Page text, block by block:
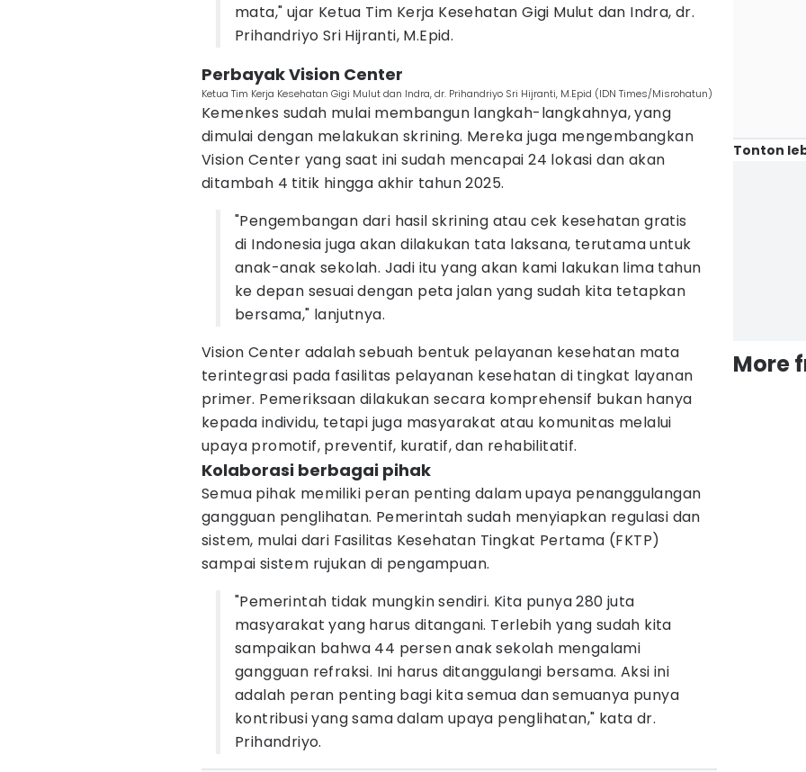
mata," ujar Ketua Tim Kerja Kesehatan Gigi Mulut dan Indra, dr.
Prihandriyo Sri Hijranti, M.Epid.
Perbayak Vision Center
Ketua Tim Kerja Kesehatan Gigi Mulut dan Indra, dr. Prihandriyo Sri Hijranti, M.Epid (IDN Times/Misrohatun)
Kemenkes sudah mulai membangun langkah-langkahnya, yang
dimulai dengan melakukan skrining. Mereka juga mengembangkan
Vision Center yang saat ini sudah mencapai 24 lokasi dan akan
ditambah 4 titik hingga akhir tahun 2025.
"Pengembangan dari hasil skrining atau cek kesehatan gratis
di Indonesia juga akan dilakukan tata laksana, terutama untuk
anak-anak sekolah. Jadi itu yang akan kami lakukan lima tahun
ke depan sesuai dengan peta jalan yang sudah kita tetapkan
bersama," lanjutnya.
Vision Center adalah sebuah bentuk pelayanan kesehatan mata
terintegrasi pada fasilitas pelayanan kesehatan di tingkat layanan
primer. Pemeriksaan dilakukan secara komprehensif bukan hanya
kepada individu, tetapi juga masyarakat atau komunitas melalui
upaya promotif, preventif, kuratif, dan rehabilitatif.
Kolaborasi berbagai pihak
Semua pihak memiliki peran penting dalam upaya penanggulangan
gangguan penglihatan. Pemerintah sudah menyiapkan regulasi dan
sistem, mulai dari Fasilitas Kesehatan Tingkat Pertama (FKTP)
sampai sistem rujukan di pengampuan.
"Pemerintah tidak mungkin sendiri. Kita punya 280 juta
masyarakat yang harus ditangani. Terlebih yang sudah kita
sampaikan bahwa 44 persen anak sekolah mengalami
gangguan refraksi. Ini harus ditanggulangi bersama. Aksi ini
adalah peran penting bagi kita semua dan semuanya punya
kontribusi yang sama dalam upaya penglihatan," kata dr.
Prihandriyo.
Tonton
More